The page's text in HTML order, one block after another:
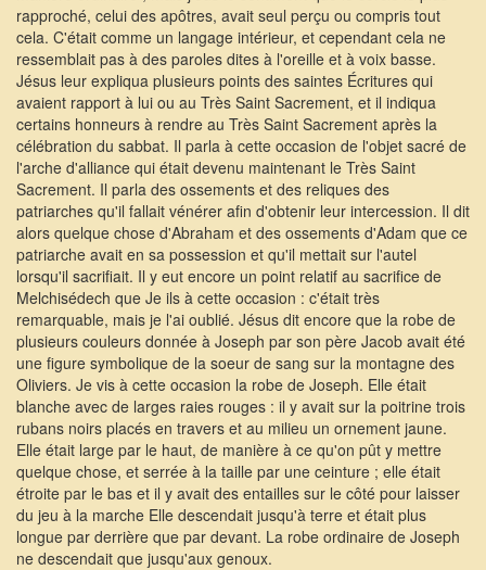
rapproché, celui des apôtres, avait seul perçu ou compris tout
cela. C'était comme un langage intérieur, et cependant cela ne
ressemblait pas à des paroles dites à l'oreille et à voix basse.
Jésus leur expliqua plusieurs points des saintes Écritures qui
avaient rapport à lui ou au Très Saint Sacrement, et il indiqua
certains honneurs à rendre au Très Saint Sacrement après la
célébration du sabbat. Il parla à cette occasion de l'objet sacré de
l'arche d'alliance qui était devenu maintenant le Très Saint
Sacrement. Il parla des ossements et des reliques des
patriarches qu'il fallait vénérer afin d'obtenir leur intercession. Il dit
alors quelque chose d'Abraham et des ossements d'Adam que ce
patriarche avait en sa possession et qu'il mettait sur l'autel
lorsqu'il sacrifiait. Il y eut encore un point relatif au sacrifice de
Melchisédech que Je ils à cette occasion : c'était très
remarquable, mais je l'ai oublié. Jésus dit encore que la robe de
plusieurs couleurs donnée à Joseph par son père Jacob avait été
une figure symbolique de la soeur de sang sur la montagne des
Oliviers. Je vis à cette occasion la robe de Joseph. Elle était
blanche avec de larges raies rouges : il y avait sur la poitrine trois
rubans noirs placés en travers et au milieu un ornement jaune.
Elle était large par le haut, de manière à ce qu'on pût y mettre
quelque chose, et serrée à la taille par une ceinture ; elle était
étroite par le bas et il y avait des entailles sur le côté pour laisser
du jeu à la marche Elle descendait jusqu'à terre et était plus
longue par derrière que par devant. La robe ordinaire de Joseph
ne descendait que jusqu'aux genoux.